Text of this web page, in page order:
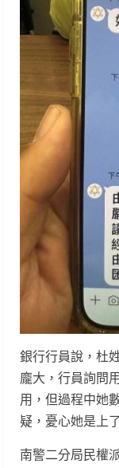
銀行行員說，杜
龐大，行員詢問
用，但過程中她
疑，憂心她是上
南警二分局民權